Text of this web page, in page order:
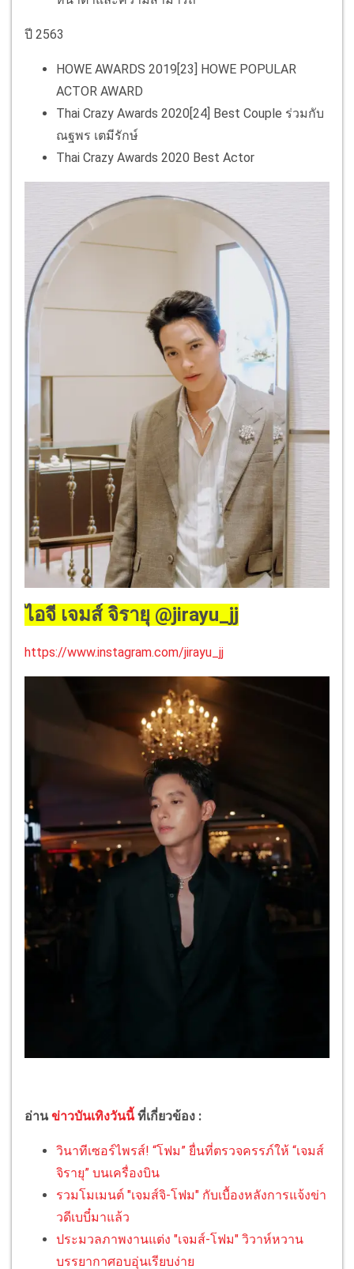
ปี 2563
HOWE AWARDS 2019[23] HOWE POPULAR
ACTOR AWARD
Thai Crazy Awards 2020[24] Best Couple ร่วมกับ
ณฐพร เตมีรักษ์
Thai Crazy Awards 2020 Best Actor
ไอจี เจมส์ จิรายุ @jirayu_jj
https://www.instagram.com/jirayu_jj
อ่านข่าวบันเทิงวันนี้ ที่เกี่ยวข้อง :
วินาทีเซอร์ไพรส์! “โฟม” ยื่นที่ตรวจครรภ์ให้ “เจมส์
จิรายุ” บนเครื่องบิน
รวมโมเมนต์ "เจมส์จิ-โฟม" กับเบื้องหลังการแจ้งข่า
วดีเบบี๋มาแล้ว
ประมวลภาพงานแต่ง "เจมส์-โฟม" วิวาห์หวาน
บรรยากาศอบอุ่นเรียบง่าย